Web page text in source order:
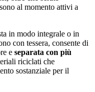
al momento attivi a
in modo integrale o in
con tessera, consente di
e separata con più
riciclati che
sostanziale per il